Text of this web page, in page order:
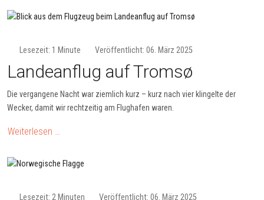
Lesezeit: 1 Minute Veröffentlicht: 06. März 2025
Landeanflug auf Tromsø
Die vergangene Nacht war ziemlich kurz – kurz nach vier klingelte der
Wecker, damit wir rechtzeitig am Flughafen waren.
Weiterlesen …
Lesezeit: 2 Minuten Veröffentlicht: 06. März 2025